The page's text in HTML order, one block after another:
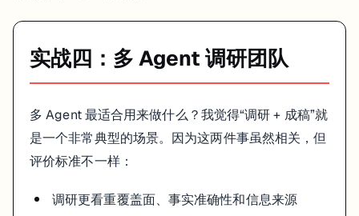
Writer：负责根据材料形成成稿
别一上来就上 5 个 Agent。多智能体系统最容易出现的问题之一，就
crewai import
Agent, Task, Crew, Process
crewai_tools import SerperDevTool
search_tool = SerperDevTool()
# 定义研究员
实战四：多 Agent 调研团队
多 Agent 最适合用来做什么？我觉得“调研 + 成稿”就
是一个非常典型的场景。因为这两件事虽然相关，但
评价标准不一样：
调研更看重覆盖面、事实准确性和信息来源